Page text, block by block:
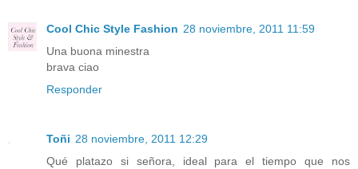
Cool Chic Style Fashion 28 noviembre, 2011 11:59
Una buona minestra
brava ciao
Responder
Toñi 28 noviembre, 2011 12:29
Qué platazo si señora, ideal para el tiempo que nos